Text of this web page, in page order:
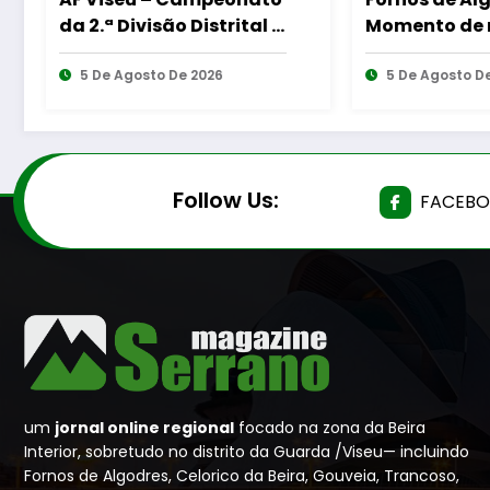
Momento de reflexão
“As Tecedeiras – Uma
Questão de Mulheres e
5 De Agosto De 2026
dos
Bombeiros
4 De Agosto
Follow Us:
um jornal online regional focado na zona da Beira
Interior, sobretudo no distrito da Guarda /Viseu— incluindo
Fornos de Algodres, Celorico da Beira, Gouveia, Trancoso,